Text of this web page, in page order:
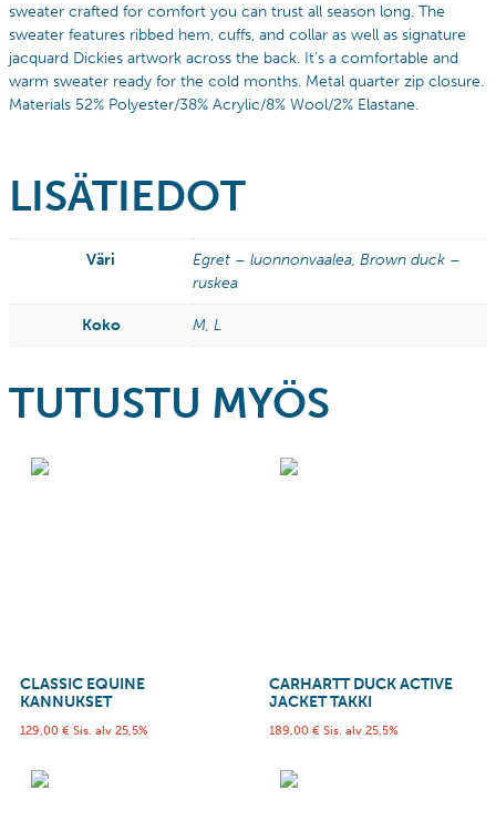
sweater crafted for comfort you can trust all season long. The
sweater features ribbed hem, cuffs, and collar as well as signature
jacquard Dickies artwork across the back. It’s a comfortable and
warm sweater ready for the cold months. Metal quarter zip closure.
Materials 52% Polyester/38% Acrylic/8% Wool/2% Elastane.
LISÄTIEDOT
Väri
Egret – luonnonvaalea, Brown duck –
ruskea
Koko M, L
TUTUSTU MYÖS
CLASSIC EQUINE
KANNUKSET
129,00 € Sis. alv 25,5%
CARHARTT DUCK ACTIVE
JACKET TAKKI
189,00 € Sis. alv 25,5%